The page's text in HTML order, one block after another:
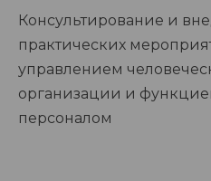
Консультирование и
практических
управлением
организации и
персоналом